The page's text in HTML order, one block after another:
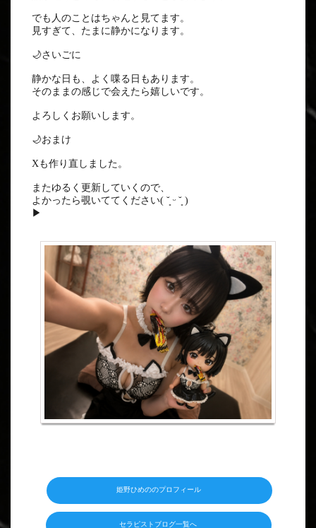
でも人のことはちゃんと見てます。
見すぎて、たまに静かになります。
🌙さいごに
静かな日も、よく喋る日もあります。
そのままの感じで会えたら嬉しいです。
よろしくお願いします。
🌙おまけ
Xも作り直しました。
またゆるく更新していくので、
よかったら覗いててください( ˘͈ ᵕ ˘͈ )
▶︎
姫野ひめののプロフィール
セラピストブログ一覧へ